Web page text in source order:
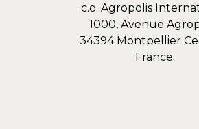
c.o. Agropolis
1000, Avenue
34394 Montpellier
France